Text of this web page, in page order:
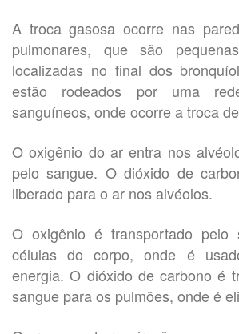
A troca gasosa ocorre nas
pulmonares, que são
localizadas no final dos
estão rodeados por uma
sanguíneos, onde ocorre a troca
O oxigênio do ar entra nos
pelo sangue. O dióxido de
liberado para o ar nos alvéolos.
O oxigênio é transportado pelo
células do corpo, onde é
energia. O dióxido de carbono é
sangue para os pulmões, onde é